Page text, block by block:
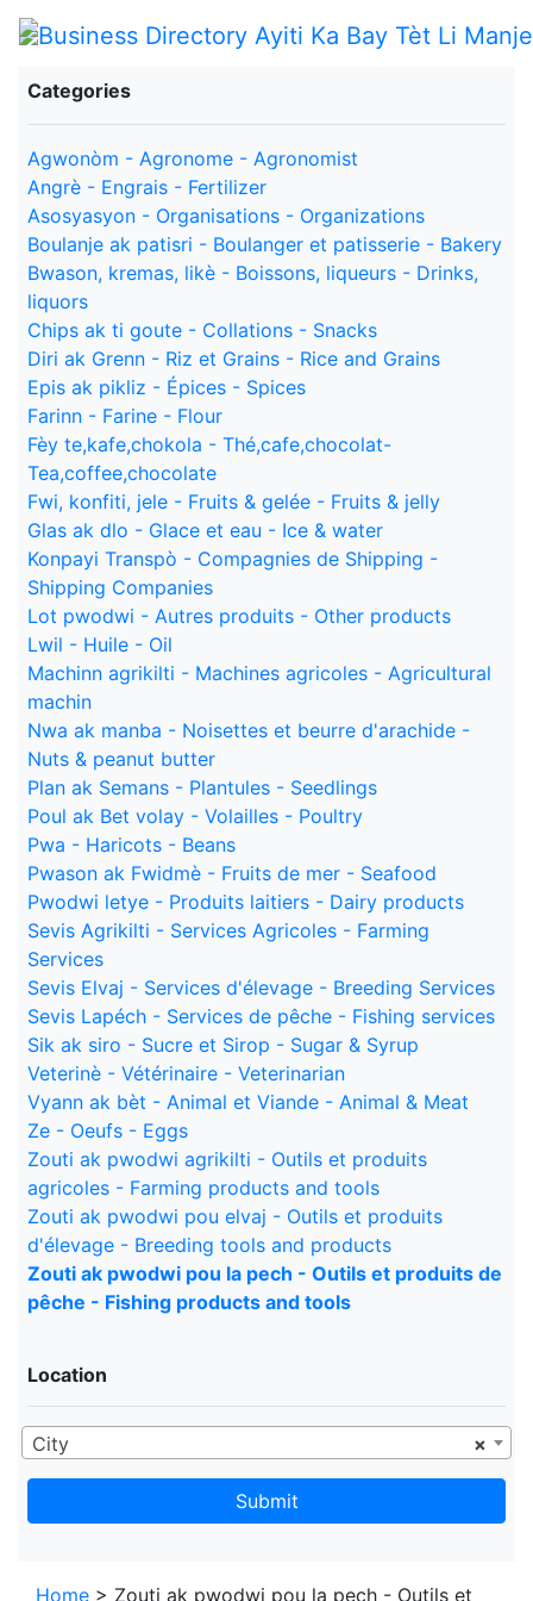
Categories
Agwonòm - Agronome - Agronomist
Angrè - Engrais - Fertilizer
Asosyasyon - Organisations - Organizations
Boulanje ak patisri - Boulanger et patisserie - Bakery
Bwason, kremas, likè - Boissons, liqueurs - Drinks,
liquors
Chips ak ti goute - Collations - Snacks
Diri ak Grenn - Riz et Grains - Rice and Grains
Epis ak pikliz - Épices - Spices
Farinn - Farine - Flour
Fèy te,kafe,chokola - Thé,cafe,chocolat-
Tea,coffee,chocolate
Fwi, konfiti, jele - Fruits & gelée - Fruits & jelly
Glas ak dlo - Glace et eau - Ice & water
Konpayi Transpò - Compagnies de Shipping -
Shipping Companies
Lot pwodwi - Autres produits - Other products
Lwil - Huile - Oil
Machinn agrikilti - Machines agricoles - Agricultural
machin
Nwa ak manba - Noisettes et beurre d'arachide -
Nuts & peanut butter
Plan ak Semans - Plantules - Seedlings
Poul ak Bet volay - Volailles - Poultry
Pwa - Haricots - Beans
Pwason ak Fwidmè - Fruits de mer - Seafood
Pwodwi letye - Produits laitiers - Dairy products
Sevis Agrikilti - Services Agricoles - Farming
Services
Sevis Elvaj - Services d'élevage - Breeding Services
Sevis Lapéch - Services de pêche - Fishing services
Sik ak siro - Sucre et Sirop - Sugar & Syrup
Veterinè - Vétérinaire - Veterinarian
Vyann ak bèt - Animal et Viande - Animal & Meat
Ze - Oeufs - Eggs
Zouti ak pwodwi agrikilti - Outils et produits
agricoles - Farming products and tools
Zouti ak pwodwi pou elvaj - Outils et produits
d'élevage - Breeding tools and products
Zouti ak pwodwi pou la pech - Outils et produits de
pêche - Fishing products and tools
Location
×
City
Submit
Home > Zouti ak pwodwi pou la pech - Outils et